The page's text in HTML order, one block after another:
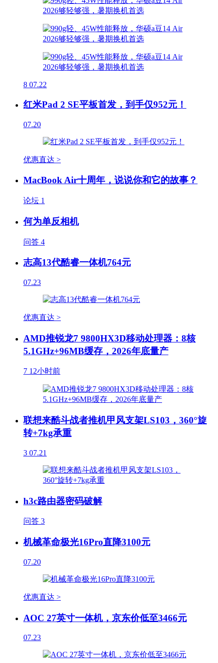
8 07.22
红米Pad 2 SE平板首发，到手仅952元！
07.20
优惠直达 >
MacBook Air十周年，说说你和它的故事？
论坛 1
何为单反相机
问答 4
志高13代酷睿一体机764元
07.23
优惠直达 >
AMD推锐龙7 9800HX3D移动处理器：8核
5.1GHz+96MB缓存，2026年底量产
7 12小时前
联想来酷斗战者推机甲风支架LS103，360°旋
转+7kg承重
3 07.21
h3c路由器密码破解
问答 3
机械革命极光16Pro直降3100元
07.20
优惠直达 >
AOC 27英寸一体机，京东价低至3466元
07.23